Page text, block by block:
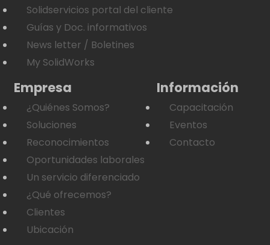
Solidservicios portal del cliente
Guías y Doc. informativos
News letter / Boletines
My SolidWorks
Empresa
¿Quiénes Somos?
Soluciones
Reconocimientos
Oportunidades laborales
Un servicio diferenciado
¿Qué ofrecemos?
Clientes
Ubicación
Información
Capacitación
Eventos
Contacto